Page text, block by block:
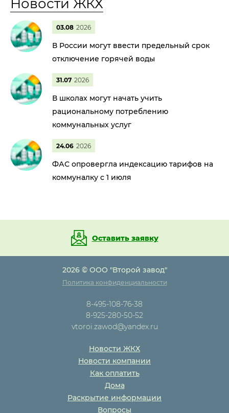
Новости ЖКХ
03.08 2026
В России могут ввести предельный срок
отключение горячей воды
31.07 2026
В школах могут начать учить
рациональному потреблению
коммунальных услуг
24.06 2026
ФАС опровергла индексацию тарифов на
коммуналку с 1 июля
Оставить заявку
2026 © ООО "Второй завод"
Политика конфиденциальности
8-495-108-76-38
8-925-280-50-52
vtoroi.zawod@yandex.ru
Новости ЖКХ
Новости компании
Как оплатить
Дома
Раскрытие информации
Вопросы